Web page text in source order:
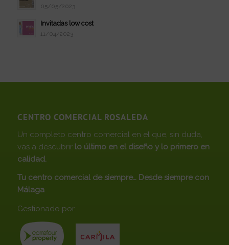
05/05/2023
Invitadas low cost
11/04/2023
CENTRO COMERCIAL ROSALEDA
Un completo centro comercial en el que, sin duda,
vas a descubrir lo último en el diseño y lo primero en
calidad.
Tu centro comercial de siempre… Desde siempre con
Málaga
Gestionado por